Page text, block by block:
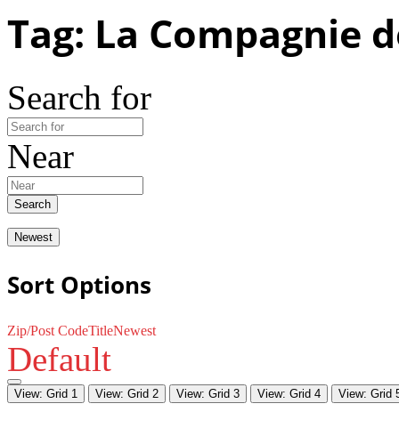
Tag: La Compagnie
Search for
Near
Search
Newest
Sort Options
Zip/Post CodeTitleNewest
Default
View: Grid 1 View: Grid 2 View: Grid 3 View: Grid 4 View: Grid